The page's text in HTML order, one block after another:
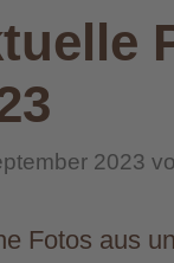
2023
Fotos aus